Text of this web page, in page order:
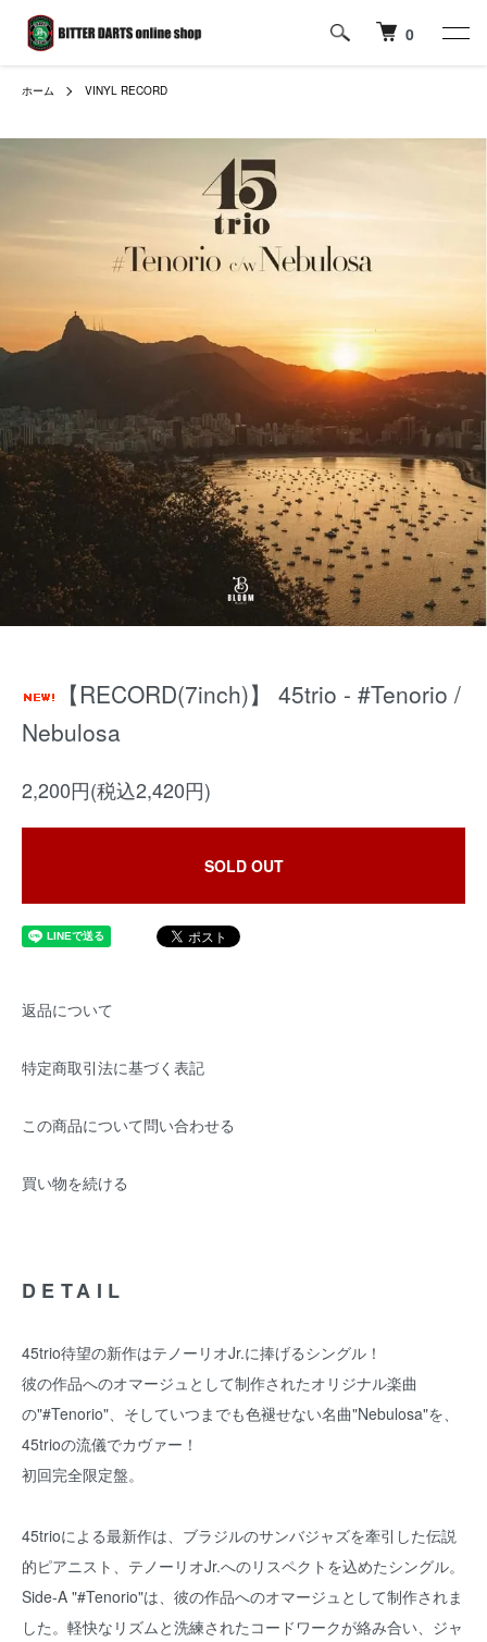
0
ホーム VINYL RECORD
【RECORD(7inch)】 45trio - #Tenorio /
Nebulosa
2,200円(税込2,420円)
SOLD OUT
返品について
特定商取引法に基づく表記
この商品について問い合わせる
買い物を続ける
DETAIL
45trio待望の新作はテノーリオJr.に捧げるシングル！
彼の作品へのオマージュとして制作されたオリジナル楽曲
の"#Tenorio"、そしていつまでも色褪せない名曲"Nebulosa"を、
45trioの流儀でカヴァー！
初回完全限定盤。
45trioによる最新作は、ブラジルのサンバジャズを牽引した伝説
的ピアニスト、テノーリオJr.へのリスペクトを込めたシングル。
Side-A "#Tenorio"は、彼の作品へのオマージュとして制作されま
した。軽快なリズムと洗練されたコードワークが絡み合い、ジャ